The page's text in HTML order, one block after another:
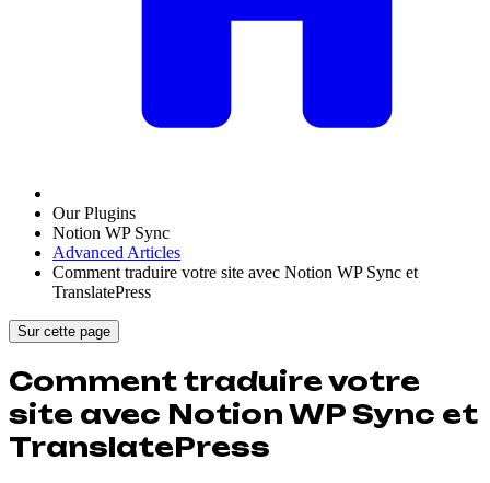
Our Plugins
Notion WP Sync
Advanced Articles
Comment traduire votre site avec Notion WP Sync et
TranslatePress
Sur cette page
Comment traduire votre
site avec Notion WP Sync et
TranslatePress